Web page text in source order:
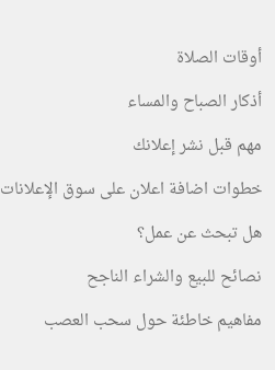
أوقات الصلاة
أذكار الصباح والمساء
مهم قبل نشر إعلانك
خطوات اضافة اعلان على سوق الإعلانات
هل تبحث عن عمل؟
نصائح للبيع والشراء الناجح
مفاهيم خاطئة حول سحب العصب